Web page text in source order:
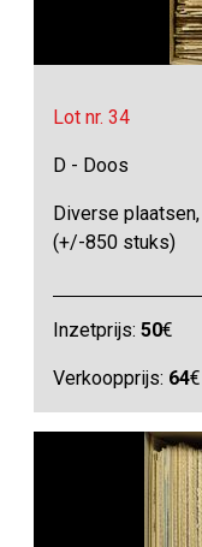
Lot nr. 34
D - Doos
Diverse
(+/-850 stuks)
Inzetprijs:50€
Verkoopprijs: 64€